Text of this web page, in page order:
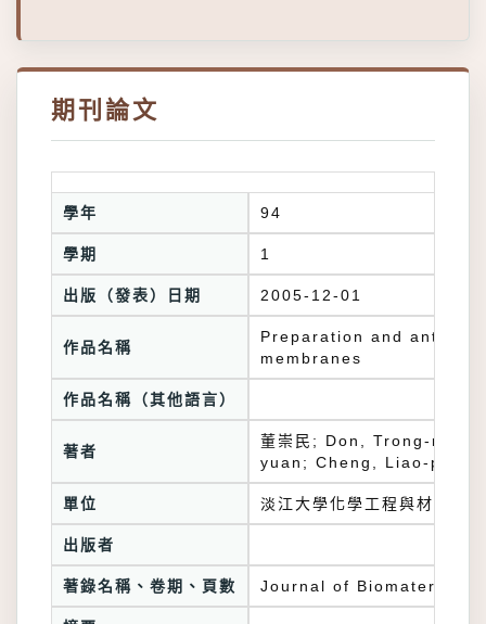
期刊論文
學年 94
學期 1
出版（發表）日期 2005-12-01
作品名稱
Preparation and
membranes
作品名稱（其他語言）
著者
董崇民; Don, Trong-
yuan; Cheng, Liao-ping
單位 淡江大學化學工程與材料工
出版者
著錄名稱、卷期、頁數 Journal of Biomaterials